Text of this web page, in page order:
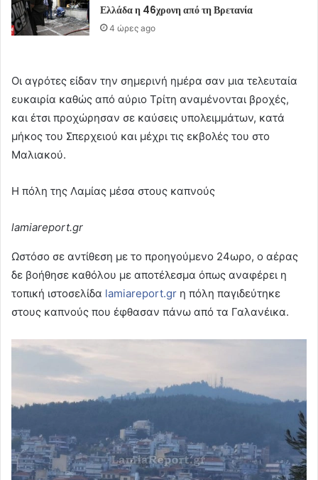
Ελλάδα η 46χρονη από τη Βρετανία
4 ώρες ago
Οι αγρότες είδαν την σημερινή ημέρα σαν μια τελευταία
ευκαιρία καθώς από αύριο Τρίτη αναμένονται βροχές,
και έτσι προχώρησαν σε καύσεις υπολειμμάτων, κατά
μήκος του Σπερχειού και μέχρι τις εκβολές του στο
Μαλιακού.
Η πόλη της Λαμίας μέσα στους καπνούς
lamiareport.gr
Ωστόσο σε αντίθεση με το προηγούμενο 24ωρο, ο αέρας
δε βοήθησε καθόλου με αποτέλεσμα όπως αναφέρει η
τοπική ιστοσελίδα lamiareport.gr η πόλη παγιδεύτηκε
στους καπνούς που έφθασαν πάνω από τα Γαλανέικα.